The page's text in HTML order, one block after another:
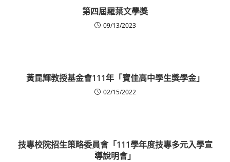
第四屆羅葉文學獎
09/13/2023
黃昆輝教授基金會111年「寶佳高中學生獎學金」
02/15/2022
技專校院招生策略委員會「111學年度技專多元入學宣
導說明會」